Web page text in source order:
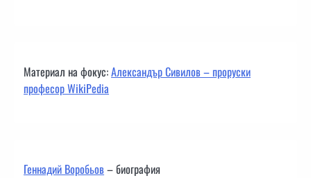
Материал на фокус:Александър Сивилов – проруски
професор WikiPedia
Геннадий Воробьов– биография